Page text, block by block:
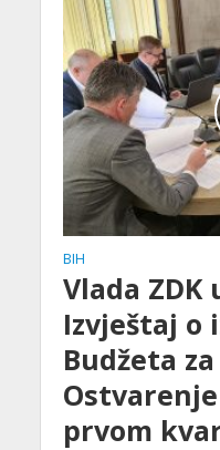
BIH
Vlada ZDK
Izvještaj o
Budžeta
prvom